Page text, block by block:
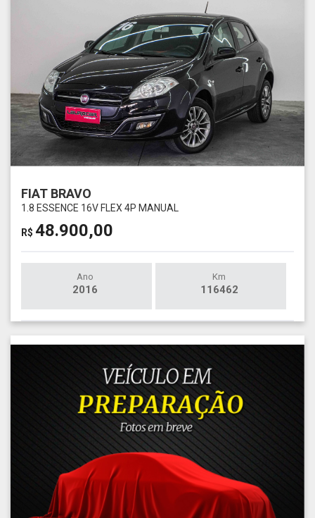
FIAT BRAVO
1.8 ESSENCE 16V FLEX 4P MANUAL
R$ 48.900,00
Ano
2016
Km
116462